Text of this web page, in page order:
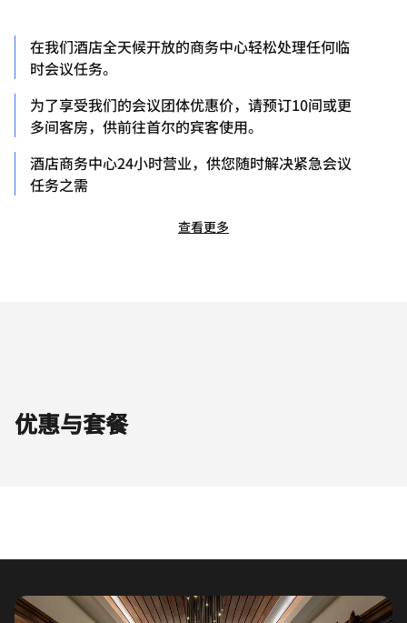
在我们酒店全天候开放的商务中心轻松处理任何临
时会议任务。
为了享受我们的会议团体优惠价，请预订10间或更
多间客房，供前往首尔的宾客使用。
酒店商务中心24小时营业，供您随时解决紧急会议
任务之需
查看更多
优惠与套餐